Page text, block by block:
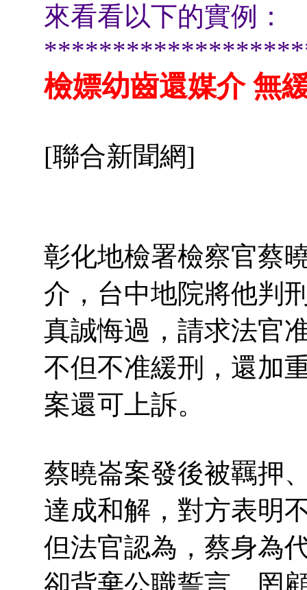
來看看以下的實例：
檢嫖幼齒還媒介 無
[聯合新聞網]
彰化地檢署檢察官蔡
介，台中地院將他判
真誠悔過，請求法官
不但不准緩刑，還加
案還可上訴。
蔡曉崙案發後被羈押
達成和解，對方表明
但法官認為，蔡身為